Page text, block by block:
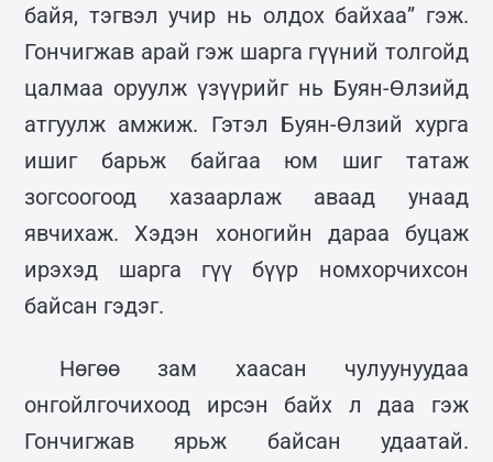
байя, тэгвэл учир нь олдох байхаа” гэж.
Гончигжав арай гэж шарга гүүний толгойд
цалмаа оруулж үзүүрийг нь Буян-Өлзийд
атгуулж амжиж. Гэтэл Буян-Өлзий хурга
ишиг барьж байгаа юм шиг татаж
зогсоогоод хазаарлаж аваад унаад
явчихаж. Хэдэн хоногийн дараа буцаж
ирэхэд шарга гүү бүүр номхорчихсон
байсан гэдэг.
Нөгөө зам хаасан чулуунуудаа
онгойлгочихоод ирсэн байх л даа гэж
Гончигжав ярьж байсан удаатай.